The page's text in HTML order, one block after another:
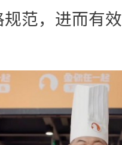
范，进而有